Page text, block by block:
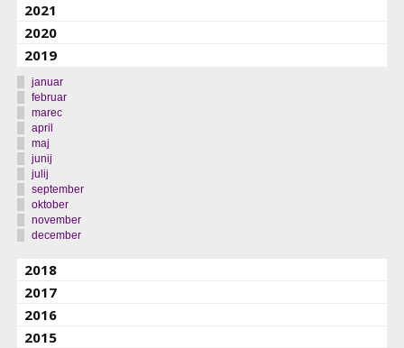
2021
2020
2019
januar
februar
marec
april
maj
junij
julij
september
oktober
november
december
2018
2017
2016
2015